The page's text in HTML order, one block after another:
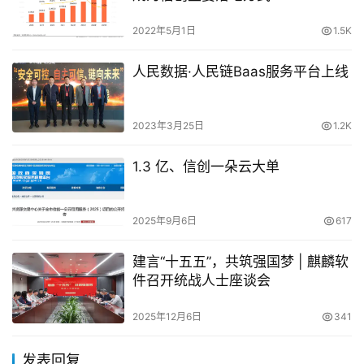
2022年5月1日 1.5K
人民数据·人民链Baas服务平台上线
2023年3月25日 1.2K
1.3 亿、信创一朵云大单
2025年9月6日 617
建言“十五五”，共筑强国梦 | 麒麟软
件召开统战人士座谈会
2025年12月6日 341
发表回复